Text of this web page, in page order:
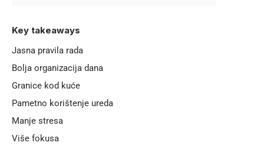
Key takeaways
Jasna pravila rada
Bolja organizacija dana
Granice kod kuće
Pametno korištenje ureda
Manje stresa
Više fokusa